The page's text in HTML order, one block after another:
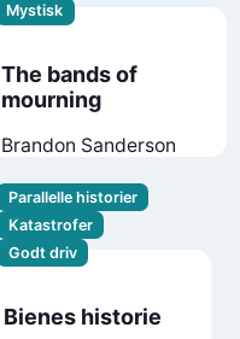
Mystisk
The bands of
mourning
Brandon Sanderson
Parallelle historier
Katastrofer
Godt driv
Bienes historie